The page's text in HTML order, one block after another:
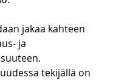
jakaa kahteen
ja
tekijällä on